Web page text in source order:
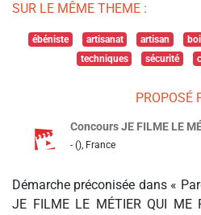
SUR LE MÊME THEME :
ébéniste artisanat artisan
techniques
sécurité
PROPOSÉ
Concours JE FILME LE
- (), France
Démarche préconisée dans «
JE FILME LE MÉTIER QUI ME